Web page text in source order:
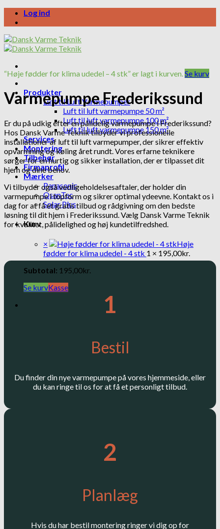
Skip
Log ind
Produkter
Luft til Luft Varmepumper
Luft til luft varmepumpe 50 m²
Luft til luft varmepumpe 100 m²
Luft til luft varmepumpe 150 m²
Services
Montering
Tilbehør
Firmaprofil
Mærker
Panasonic
QsanTec
Solar Plus
Kurv
×
Høje
fødder for klima udedel - 4 stk 1 × 195,00kr.
Subtotal: 195,00kr.
Se kurvKasse
“Høje fødder for klima udedel – 4 stk” er lagt i kurven.Se kurv
Varmepumpe Frederikssund
Er du på udkig efter en pålidelig varmepumpe i Frederikssund?
Hos Dansk Varme Teknik tilbyder vi professionelle
installationer af luft til luft varmepumper, der sikrer effektiv
opvarmning og køling året rundt. Vores erfarne teknikere
sørger for en hurtig og sikker installation, der er tilpasset dit
hjem og dine behov.
Vi tilbyder også vedligeholdelsesaftaler, der holder din
varmepumpe i topform og sikrer optimal ydeevne. Kontakt os i
dag for at få et gratis tilbud og rådgivning om den bedste
løsning til dit hjem i Frederikssund. Vælg Dansk Varme Teknik
for kvalitet, pålidelighed og høj kundetilfredshed.
1
Bestil
Du finder din nye varmepumpe på vores hjemmeside, eller
du kan ringe til os for at få et personligt tilbud.
2
Planlæg
Hvis du har bestil montering ringer vi dig op for